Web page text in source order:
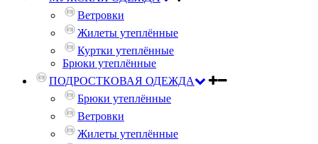
Ветровки
Жилеты утеплённые
Куртки утеплённые
Брюки утеплённые
ПОДРОСТКОВАЯ ОДЕЖДА
Брюки утеплённые
Ветровки
Жилеты утеплённые